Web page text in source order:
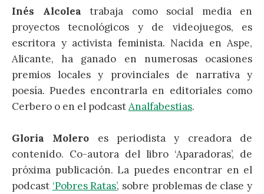
Inés Alcolea trabaja como social media en
proyectos tecnológicos y de videojuegos, es
escritora y activista feminista. Nacida en Aspe,
Alicante, ha ganado en numerosas ocasiones
premios locales y provinciales de narrativa y
poesía. Puedes encontrarla en editoriales como
Cerbero o en el podcastAnalfabestias.
Gloria Molero es periodista y creadora de
contenido. Co-autora del libro ‘Aparadoras’, de
próxima publicación. La puedes encontrar en el
podcast ‘Pobres Ratas’, sobre problemas de clase y